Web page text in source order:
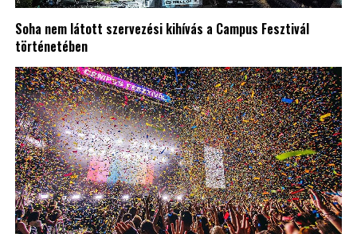
Soha nem látott szervezési kihívás a Campus Fesztivál
történetében